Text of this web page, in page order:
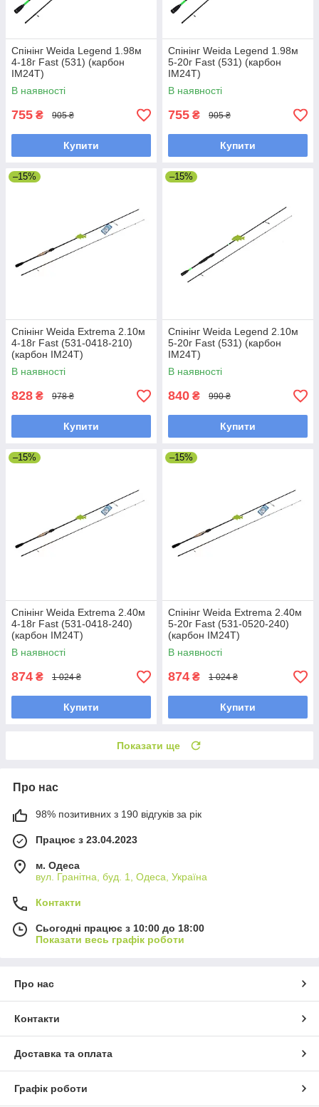
Спінінг Weida Legend 1.98м
4-18г Fast (531) (карбон
IM24T)
В наявності
755 ₴ 905 ₴
Купити
Спінінг Weida Legend 1.98м
5-20г Fast (531) (карбон
IM24T)
В наявності
755 ₴ 905 ₴
Купити
–15%
Спінінг Weida Extrema 2.10м
4-18г Fast (531-0418-210)
(карбон IM24T)
В наявності
828 ₴ 978 ₴
Купити
–15%
Спінінг Weida Legend 2.10м
5-20г Fast (531) (карбон
IM24T)
В наявності
840 ₴ 990 ₴
Купити
–15%
Спінінг Weida Extrema 2.40м
4-18г Fast (531-0418-240)
(карбон IM24T)
В наявності
874 ₴ 1 024 ₴
Купити
–15%
Спінінг Weida Extrema 2.40м
5-20г Fast (531-0520-240)
(карбон IM24T)
В наявності
874 ₴ 1 024 ₴
Купити
Показати ще
Про нас
98% позитивних з 190 відгуків за рік
Працює з 23.04.2023
м. Одеса
вул. Гранітна, буд. 1, Одеса, Україна
Контакти
Сьогодні працює з 10:00 до 18:00
Показати весь графік роботи
Про нас
Контакти
Доставка та оплата
Графік роботи